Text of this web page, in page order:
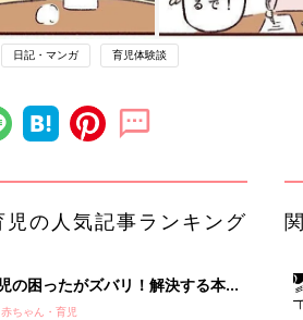
日記・マンガ 育児体験談
の人気記事ランキング
の困ったがズバリ！解決する本
よこクラブ 夏号』 4カ月～2才
赤ちゃん・育児